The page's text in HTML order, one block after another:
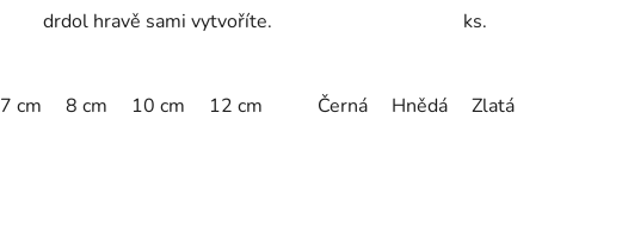
drdol hravě sami vytvoříte.
7 cm 8 cm 10 cm 12 cm
ks.
Černá Hnědá Zlatá